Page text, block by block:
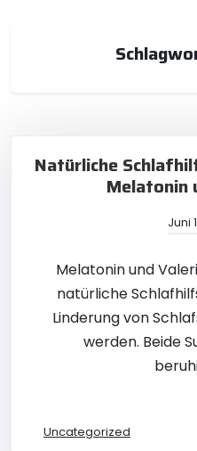
Natürliche
Melatonin
Juni
Melatonin und
natürliche
Linderung von
werden. Beide
Uncategorized